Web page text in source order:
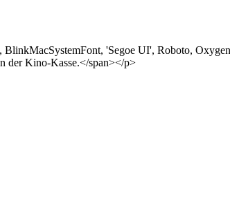
'Segoe UI', Roboto,
der Kino-Kasse.</span></p>